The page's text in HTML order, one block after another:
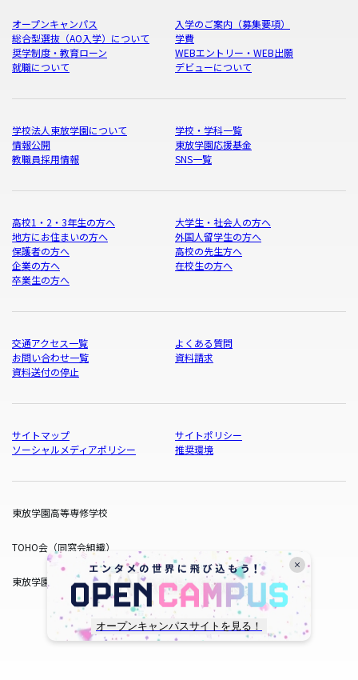
オープンキャンパスサイトを見る！
オープンキャンパス
入学のご案内（募集要項）
総合型選抜（AO入学）について
学費
奨学制度・教育ローン
WEBエントリー・WEB出願
就職について
デビューについて
学校法人東放学園について
学校・学科一覧
情報公開
東放学園応援基金
教職員採用情報
SNS一覧
高校1・2・3年生の方へ
大学生・社会人の方へ
地方にお住まいの方へ
外国人留学生の方へ
保護者の方へ
高校の先生方へ
企業の方へ
在校生の方へ
卒業生の方へ
交通アクセス一覧
よくある質問
お問い合わせ一覧
資料請求
資料送付の停止
サイトマップ
サイトポリシー
ソーシャルメディアポリシー
推奨環境
東放学園高等専修学校
TOHO会（同窓会組織）
東放学園サービス
copyright © TOHO GAKUEN All Rights Reserved.